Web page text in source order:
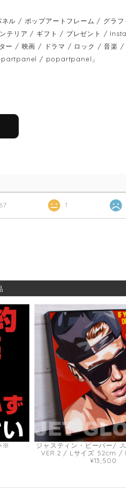
ネル / ポップアートフレーム / グラ
テリア / ギフト / プレゼント /
ー / 映画 / ドラマ / ロック / 音楽
/ popartpanel」
67 1
※
ジャスティン・ビーバー/
VER.2 / Lサイズ 52cm /
¥13,500